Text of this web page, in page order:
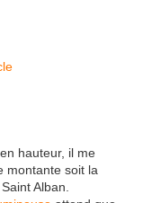
hauteur, il me
montante soit la
Alban.